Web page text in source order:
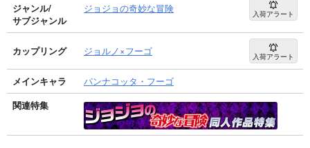
ジャンル/
サブジャンル
ジョジョの奇妙な冒険 入荷アラート
カップリング ジョルノ×フーゴ 入荷アラート
メインキャラ
パンナコッタ・フーゴ
関連特集